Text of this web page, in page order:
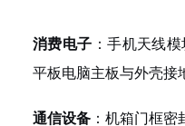
消费电子 ：手机天线
平板电脑主板与外壳接
通信设备：机箱门框密